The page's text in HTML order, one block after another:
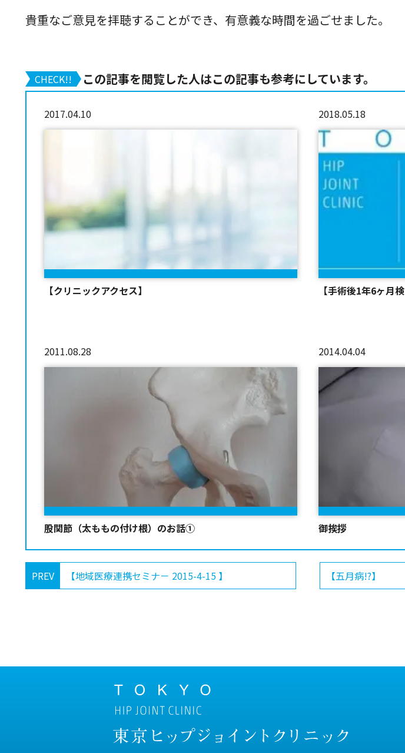
貴重なご意見を拝聴することができ、有意義な時間を過ごせました。
CHECK!! この記事を閲覧した人はこの記事も参考にしています。
2017.04.10
【クリニックアクセス】
2018.05.18
【手術後1年6ヶ月
2011.08.28
股関節（太ももの付け根）のお話①
2014.04.04
御挨拶
PREV 【地域医療連携セミナ－ 2015-4-15 】 【五月病!?】